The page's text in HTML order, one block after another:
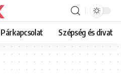
Szépség és divat